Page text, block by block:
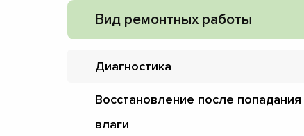
Вид ремонтных работы
Диагностика
Восстановление после попадания
влаги